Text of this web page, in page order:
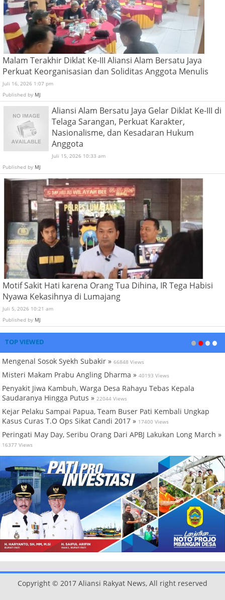
Malam Terakhir Diklat Ke-III Aliansi Alam Bersatu Jaya
Perkuat Keorganisasian dan Soliditas Anggota Menulis
Juli 16, 2026 1:07 pm
Published by MJ
Aliansi Alam Bersatu Jaya Gelar Diklat Ke-III di
Telaga Sarangan, Perkuat Karakter,
Nasionalisme, dan Kesadaran Hukum
Anggota
Juli 15, 2026 10:33 am
Published by MJ
Motif Sakit Hati karena Orang Tua Dihina, IR Tega Habisi
Nyawa Kekasihnya di Lumajang
Juli 5, 2026 10:21 am
Published by MJ
TOP VIEWED
Mengenal Sosok Syekh Subakir » 66848 Views
Misteri Makam Prabu Angling Dharma » 40193 Views
Penyakit Jiwa Kambuh, Warga Desa Rahayu Tebas Kepala
Saudaranya Hingga Putus » 22044 Views
Kejar Pelaku Sampai Papua, Team Buser Pati Kembali Ungkap
Kasus Curas T.O Ops Sikat Candi 2017 » 17400 Views
Peringati May Day, Seribu Orang Dari APBJ Lakukan Long March »
16377 Views
Copyright © 2017 Aliansi Rakyat News, All right reserved